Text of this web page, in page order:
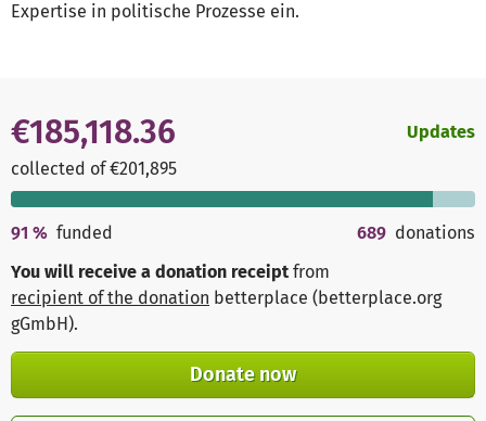
Expertise in politische Prozesse ein.
€185,118.36
collected of €201,895
Updates
91 % funded 689 donations
You will receive a donation receipt from
recipient of the donation betterplace (betterplace.org
gGmbH).
Donate now